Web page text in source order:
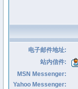
电子邮件地址:
站内信件:
MSN Messenger:
Yahoo Messenger: